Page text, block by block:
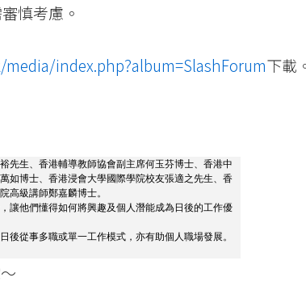
慎考慮。
index.php?album=SlashForum下載
先生、香港輔導教師協會副主席何玉芬博士、香港中
如博士、香港浸會大學國際學院校友張適之先生、香
高級講師鄭嘉麟博士。
讓他們懂得如何將興趣及個人潛能成為日後的工作優
從事多職或單一工作模式，亦有助個人職場發展。